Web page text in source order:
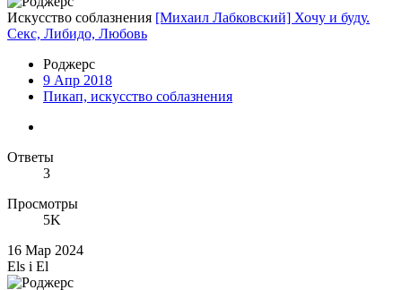
Искусство соблазнения [Михаил Лабковский] Хочу и буду.
Секс, Либидо, Любовь
Роджерc
9 Апр 2018
Пикап, искусство соблазнения
Ответы
3
Просмотры
5K
16 Мар 2024
Els i El